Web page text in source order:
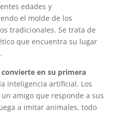
edades y
el molde de los
tradicionales. Se trata de
que encuentra su lugar
convierte en su primera
inteligencia artificial. Los
amigo que responde a sus
a imitar animales, todo